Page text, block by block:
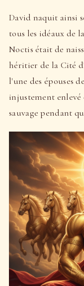
David naquit ainsi
tous les idéaux de
Noctis était de
héritier de la Cité
l'une des épouses
injustement
sauvage pendant